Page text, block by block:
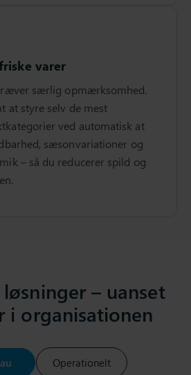
varer
særlig opmærksomhed.
at styre selv de mest
ved automatisk at
sæsonvariationer og
– så du reducerer spild og
– uanset
i organisationen
Operationelt